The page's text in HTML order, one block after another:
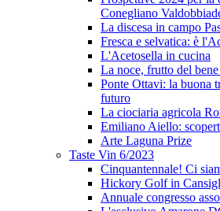
Conegliano
La discesa in campo
Fresca e selvatica: è
L'Acetosella in cucina
La noce, frutto del
Ponte Ottavi: la buona
futuro
La ciociaria agricola
Emiliano Aiello:
Arte Laguna Prize
Taste Vin 6/2023
Cinquantennale! Ci
Hickory Golf in
Annuale congresso